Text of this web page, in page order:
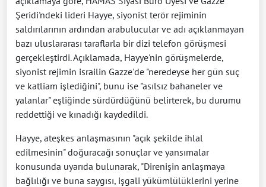
Şeridi'ndeki lideri Hayye, siyonist terör rejiminin
saldırılarının ardından arabulucular ve adı açıklanmayan
bazı uluslararası taraflarla bir dizi telefon görüşmesi
gerçekleştirdi. Açıklamada, Hayye'nin görüşmelerde,
siyonist rejimin israilin Gazze'de "neredeyse her gün suç
ve katliam işlediğini", bunu ise "asılsız bahaneler ve
yalanlar" eşliğinde sürdürdüğünü belirterek, bu durumu
reddettiği ve kınadığı kaydedildi.
Hayye, ateşkes anlaşmasının "açık şekilde ihlal
edilmesinin" doğuracağı sonuçlar ve yansımalar
konusunda uyarıda bulunarak, "Direnişin anlaşmaya
bağlılığı ve buna saygısı, işgali yükümlülüklerini yerine